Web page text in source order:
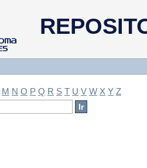
M N O P Q R S T U V W X Y Z